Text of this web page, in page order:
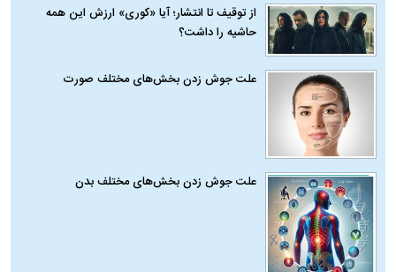
از توقیف تا انتشار؛ آیا «کوری» ارزش این همه
حاشیه را داشت؟
علت جوش زدن بخش‌های مختلف صورت
علت جوش زدن بخش‌های مختلف بدن